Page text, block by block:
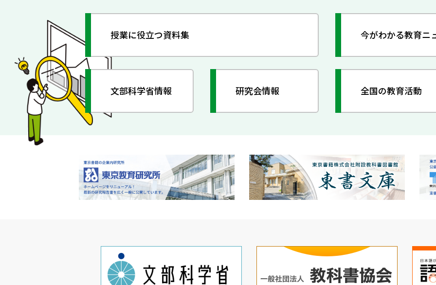
授業に役立つ資料集 今がわかる教育ニ
文部科学省情報 研究会情報 全国の教育活動